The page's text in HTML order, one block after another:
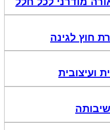
חוץ לגינה
ועיצובית